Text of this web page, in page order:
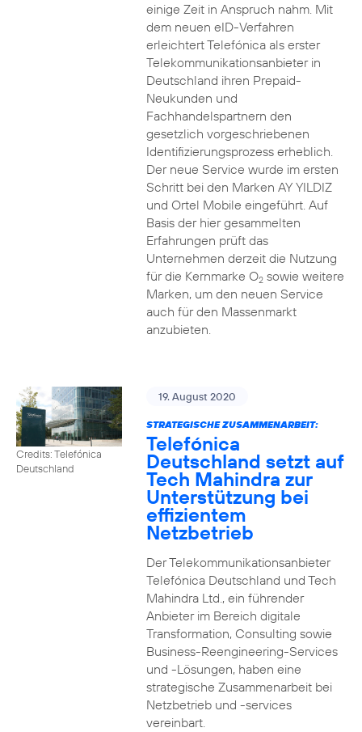
einige Zeit in Anspruch nahm. Mit
dem neuen eID-Verfahren
erleichtert Telefónica als erster
Telekommunikationsanbieter in
Deutschland ihren Prepaid-
Neukunden und
Fachhandelspartnern den
gesetzlich vorgeschriebenen
Identifizierungsprozess erheblich.
Der neue Service wurde im ersten
Schritt bei den Marken AY YILDIZ
und Ortel Mobile eingeführt. Auf
Basis der hier gesammelten
Erfahrungen prüft das
Unternehmen derzeit die Nutzung
für die Kernmarke O2sowie weitere
Marken, um den neuen Service
auch für den Massenmarkt
anzubieten.
Credits: Telefónica
Deutschland
19. August 2020
STRATEGISCHE ZUSAMMENARBEIT:
Telefónica
Deutschland setzt auf
Tech Mahindra zur
Unterstützung bei
effizientem
Netzbetrieb
Der Telekommunikationsanbieter
Telefónica Deutschland und Tech
Mahindra Ltd., ein führender
Anbieter im Bereich digitale
Transformation, Consulting sowie
Business-Reengineering-Services
und -Lösungen, haben eine
strategische Zusammenarbeit bei
Netzbetrieb und -services
vereinbart.